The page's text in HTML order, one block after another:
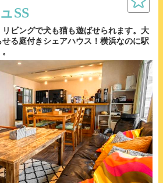
SS
ビングで犬も猫も遊ばせられます。大
る庭付きシェアハウス！横浜なのに駅